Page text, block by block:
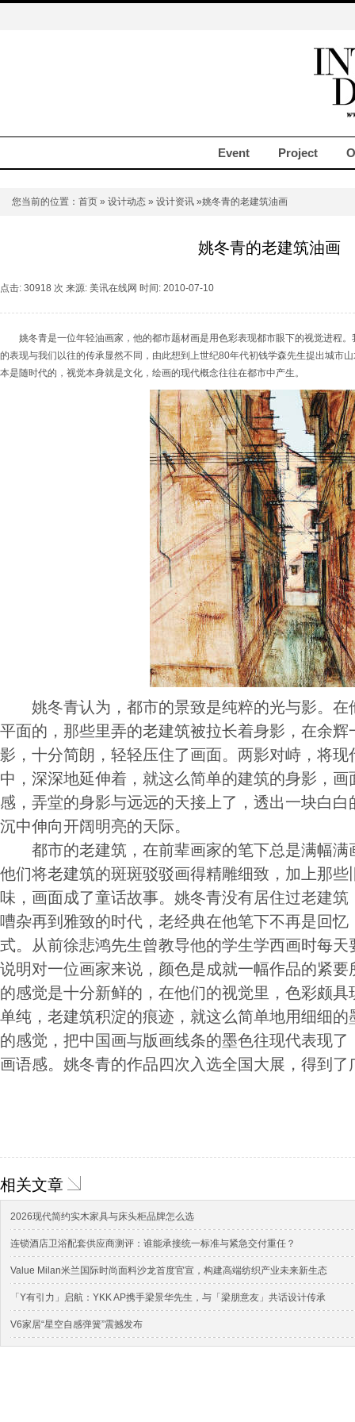
Event Project
您当前的位置： 首页 » 设计动态 » 设计资讯 »姚冬青的老建筑油画
姚冬青的老建筑油画
点击: 30918 次 来源: 美讯在线网 时间: 2010-07-10
姚冬青是一位年轻油画家，他的都市题材画是用色彩表现都市眼下的视觉进程。
的表现与我们以往的传承显然不同，由此想到上世纪80年代初钱学森先生提出城市
本是随时代的，视觉本身就是文化，绘画的现代概念往往在都市中产生。
姚冬青认为，都市的景致是纯粹的光与影。在
平面的，那些里弄的老建筑被拉长着身影，在余
影，十分简朗，轻轻压住了画面。两影对峙，将
中，深深地延伸着，就这么简单的建筑的身影，
感，弄堂的身影与远远的天接上了，透出一块白
沉中伸向开阔明亮的天际。
都市的老建筑，在前辈画家的笔下总是满幅满
他们将老建筑的斑斑驳驳画得精雕细致，加上那
味，画面成了童话故事。姚冬青没有居住过老建
嘈杂再到雅致的时代，老经典在他笔下不再是回
式。从前徐悲鸿先生曾教导他的学生学西画时每
说明对一位画家来说，颜色是成就一幅作品的紧
的感觉是十分新鲜的，在他们的视觉里，色彩颇
单纯，老建筑积淀的痕迹，就这么简单地用细细
的感觉，把中国画与版画线条的墨色往现代表现
画语感。姚冬青的作品四次入选全国大展，得到了
相关文章
2026现代简约实木家具与床头柜品牌怎么选
连锁酒店卫浴配套供应商测评：谁能承接统一标准与紧急交付重任？
Value Milan米兰国际时尚面料沙龙首度官宣，构建高端纺织产业未来新生态
「Y有引力」启航：YKK AP携手梁景华先生，与「梁朋意友」共话设计传承
V6家居“星空自感弹簧”震撼发布